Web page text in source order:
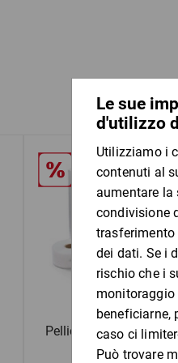
Pellicola tubolare, 100